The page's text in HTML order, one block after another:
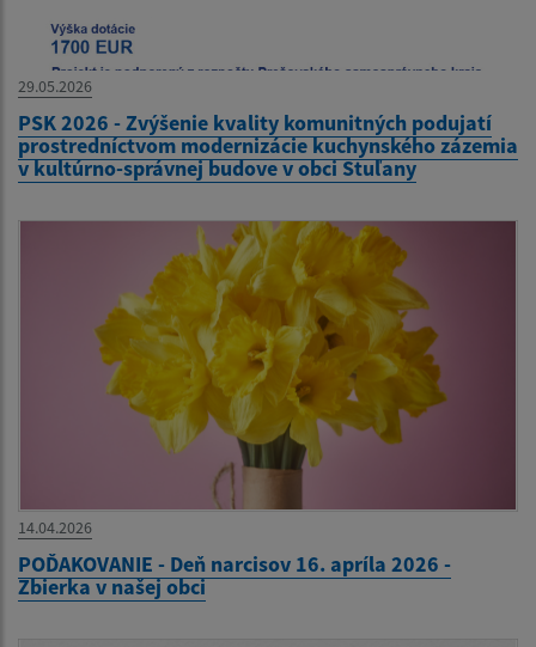
29.05.2026
PSK 2026 - Zvýšenie kvality komunitných podujatí
prostredníctvom modernizácie kuchynského zázemia
v kultúrno-správnej budove v obci Stuľany
14.04.2026
POĎAKOVANIE - Deň narcisov 16. apríla 2026 -
Zbierka v našej obci